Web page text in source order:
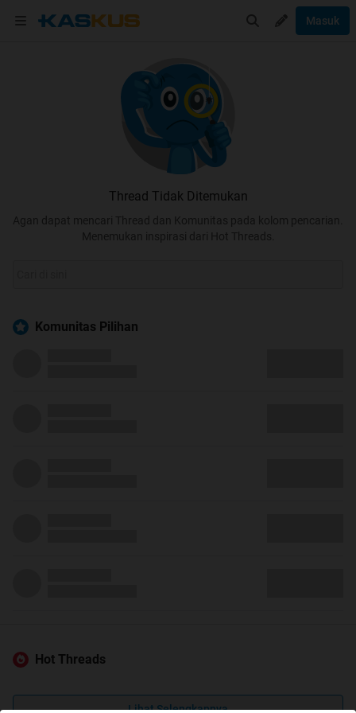
Masuk
Thread Tidak Ditemukan
Agan dapat mencari Thread dan Komunitas pada kolom pencarian.
Menemukan inspirasi dari Hot Threads.
Komunitas Pilihan
Hot Threads
Lihat Selengkapnya